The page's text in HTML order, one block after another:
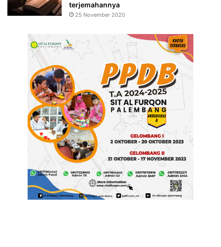
terjemahannya
25 November 2020